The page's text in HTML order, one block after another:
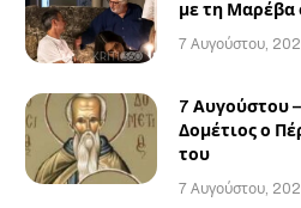
με τη Μαρέβα
7 Αυγούστου,
7 Αυγούστου
Δομέτιος ο
του
7 Αυγούστου,